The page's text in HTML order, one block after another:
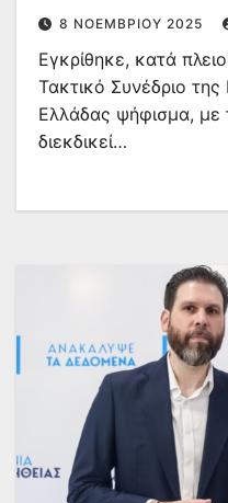
8 ΝΟΕΜΒΡΊΟΥ 2025
Εγκρίθηκε, κατά
Τακτικό Συνέδριο
Ελλάδας ψήφισμα, με
διεκδικεί…